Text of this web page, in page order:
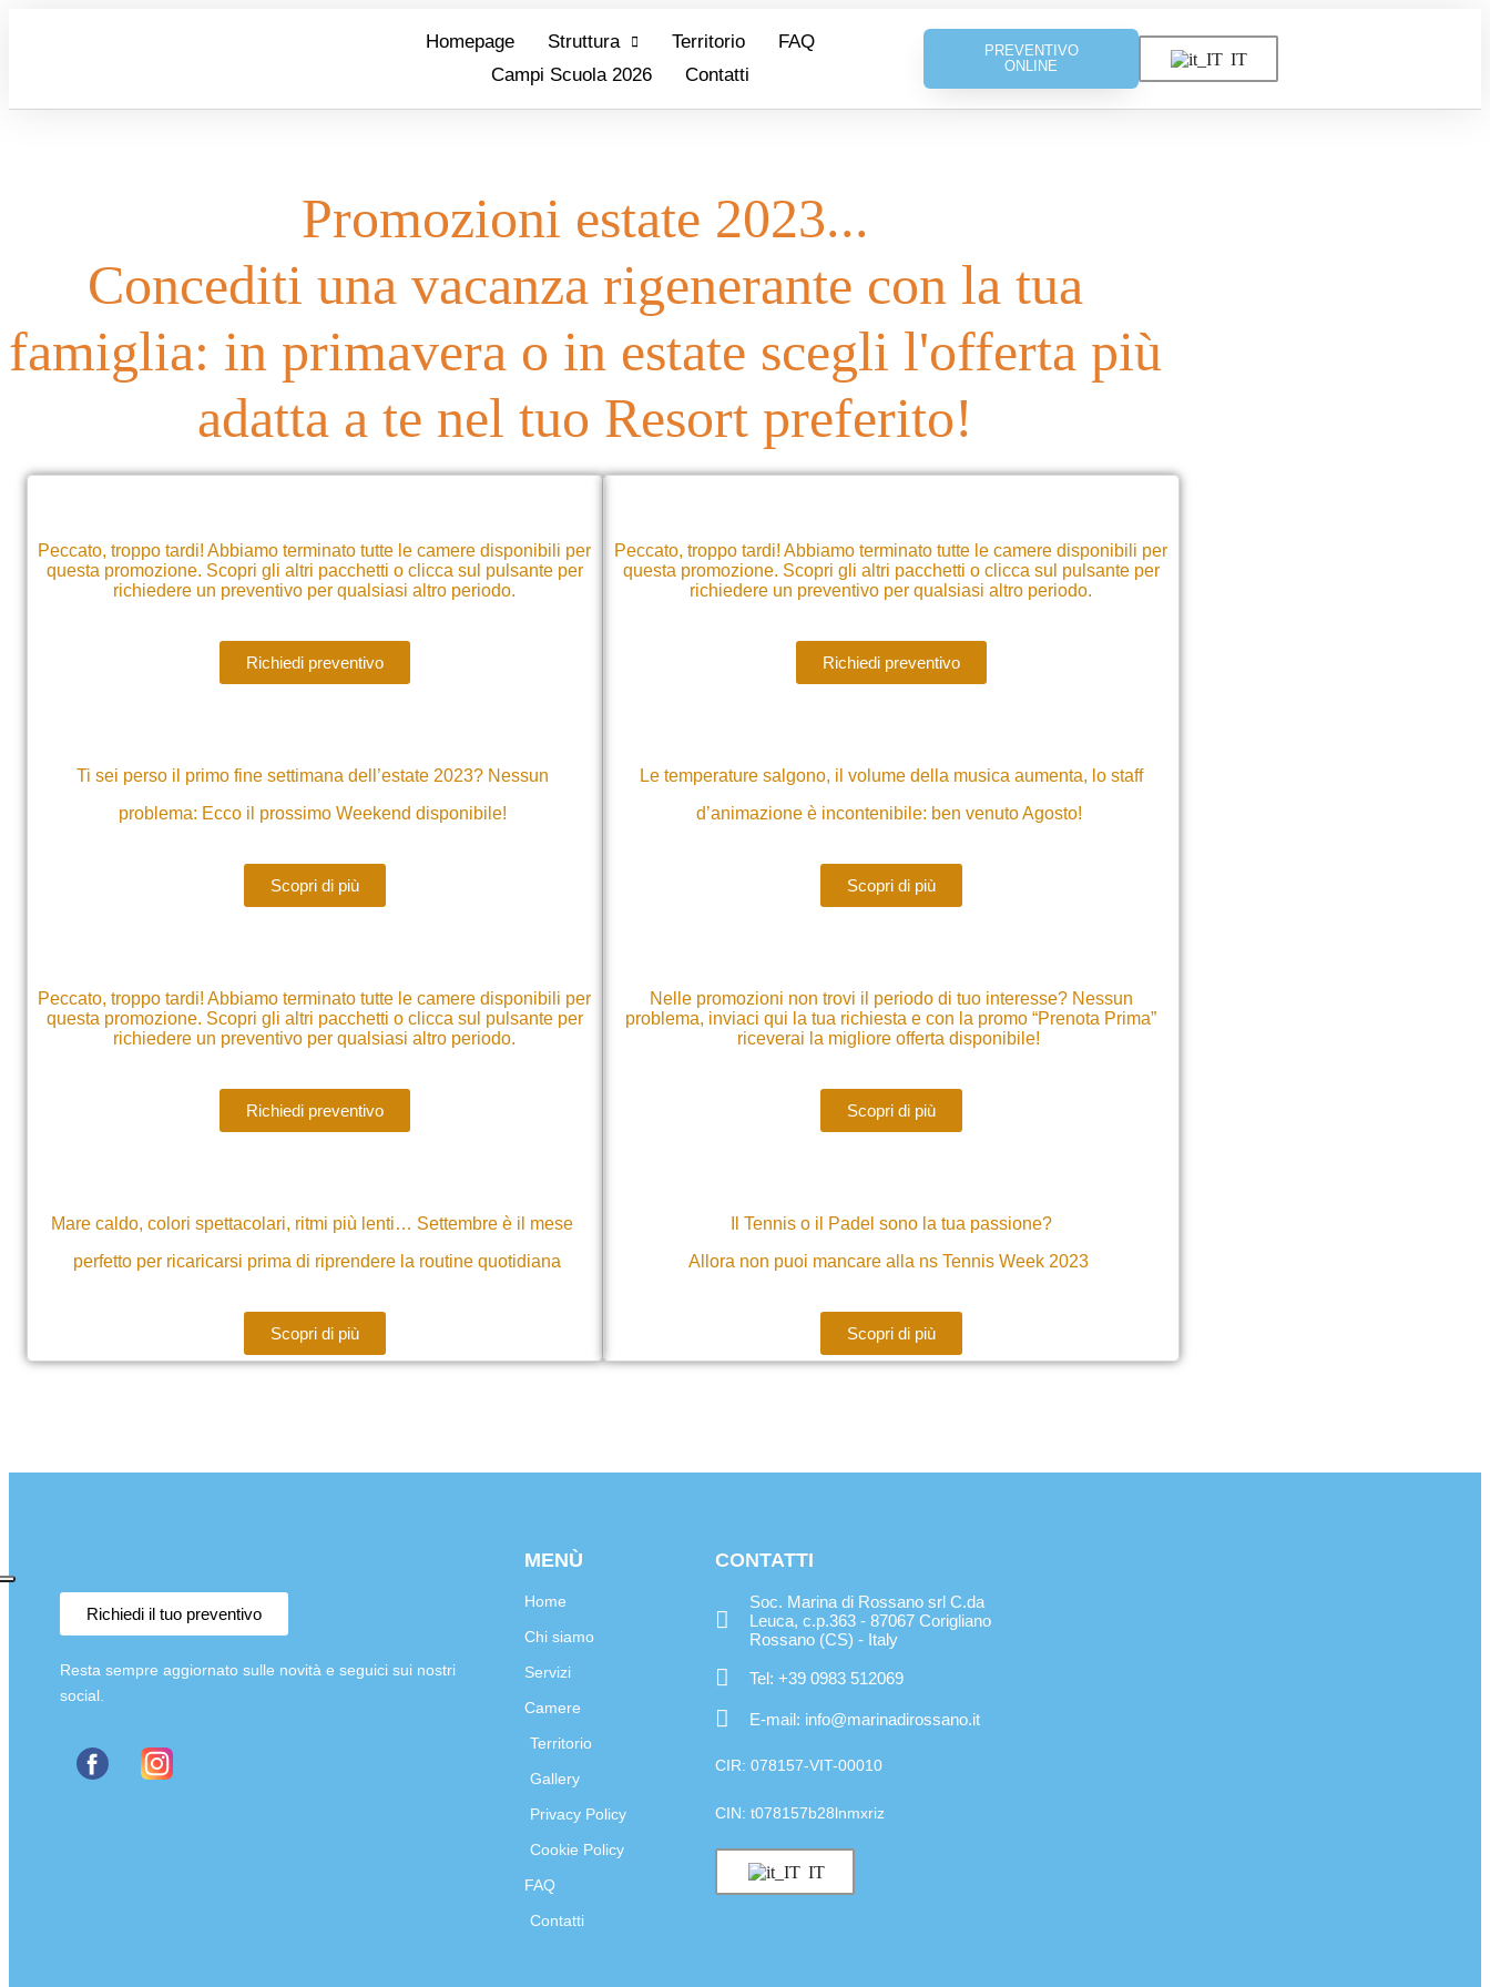
Homepage Struttura Territorio
FAQ
Campi Scuola 2026
Contatti
PREVENTIVO
ONLINE
IT
Promozioni estate 2023...
Concediti una vacanza rigenerante con la tua
famiglia: in primavera o in estate scegli l'offerta più
adatta a te nel tuo Resort preferito!
Peccato, troppo tardi! Abbiamo terminato tutte le camere disponibili per
questa promozione. Scopri gli altri pacchetti o clicca sul pulsante per
richiedere un preventivo per qualsiasi altro periodo.
Richiedi preventivo
Ti sei perso il primo fine settimana dell’estate 2023? Nessun
problema: Ecco il prossimo Weekend disponibile!
Scopri di più
Peccato, troppo tardi! Abbiamo terminato tutte le camere disponibili per
questa promozione. Scopri gli altri pacchetti o clicca sul pulsante per
richiedere un preventivo per qualsiasi altro periodo.
Richiedi preventivo
Mare caldo, colori spettacolari, ritmi più lenti… Settembre è il mese
perfetto per ricaricarsi prima di riprendere la routine quotidiana
Scopri di più
Peccato, troppo tardi! Abbiamo terminato tutte le camere disponibili per
questa promozione. Scopri gli altri pacchetti o clicca sul pulsante per
richiedere un preventivo per qualsiasi altro periodo.
Richiedi preventivo
Le temperature salgono, il volume della musica aumenta, lo staff
d’animazione è incontenibile: ben venuto Agosto!
Scopri di più
Nelle promozioni non trovi il periodo di tuo interesse? Nessun
problema, inviaci qui la tua richiesta e con la promo “Prenota Prima”
riceverai la migliore offerta disponibile!
Scopri di più
Il Tennis o il Padel sono la tua passione?
Allora non puoi mancare alla ns Tennis Week 2023
Scopri di più
Richiedi il tuo preventivo
Resta sempre aggiornato sulle novità e seguici sui nostri
social.
MENÙ
Home
Chi siamo
Servizi
Camere
Territorio
Gallery
Privacy Policy
Cookie Policy
FAQ
Contatti
CONTATTI
Soc. Marina di Rossano srl C.da
Leuca, c.p.363 - 87067 Corigliano
Rossano (CS) - Italy
Tel: +39 0983 512069
E-mail: info@marinadirossano.it
CIR: 078157-VIT-00010
CIN: t078157b28lnmxriz
IT